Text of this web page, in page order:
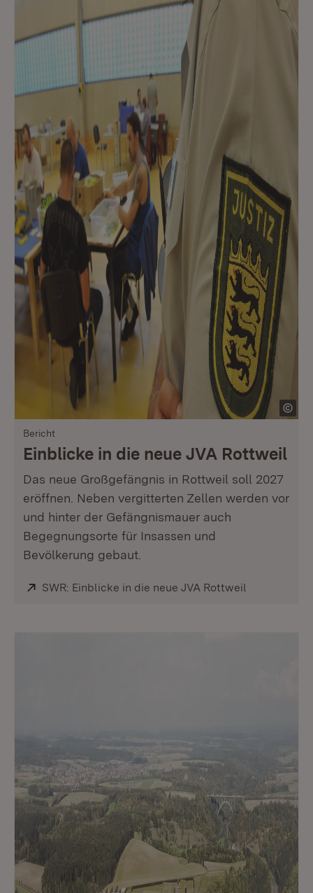
Bericht
Einblicke in die neue JVA Rottweil
Das neue Großgefängnis in Rottweil soll 2027
eröffnen. Neben vergitterten Zellen werden vor
und hinter der Gefängnismauer auch
Begegnungsorte für Insassen und
Bevölkerung gebaut.
Extern:
SWR: Einblicke in die neue JVA Rottweil